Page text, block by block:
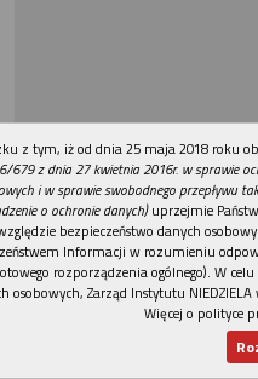
z tym, iż od dnia 25 maja 2018 roku
679 z dnia 27 kwietnia 2016r. w sprawie
i w sprawie swobodnego przepływu
o ochronie danych)uprzejmie
bezpieczeństwo danych
Informacji w rozumieniu
rozporządzenia ogólnego). W
osobowych, Zarząd Instytutu
Więcej o polityce